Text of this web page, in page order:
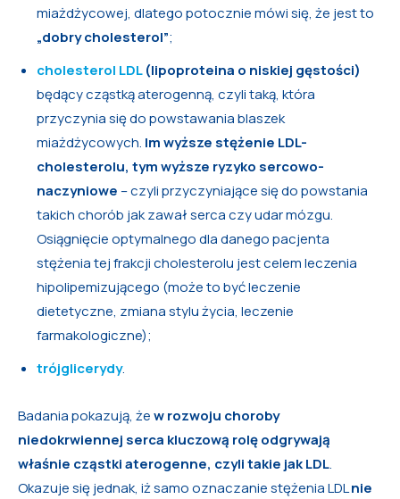
miażdżycowej, dlatego potocznie mówi się, że jest to
„dobry cholesterol”;
cholesterol LDL(lipoproteina o niskiej gęstości)
będący cząstką aterogenną, czyli taką, która
przyczynia się do powstawania blaszek
miażdżycowych. Im wyższe stężenie LDL-
cholesterolu, tym wyższe ryzyko sercowo-
naczyniowe – czyli przyczyniające się do powstania
takich chorób jak zawał serca czy udar mózgu.
Osiągnięcie optymalnego dla danego pacjenta
stężenia tej frakcji cholesterolu jest celem leczenia
hipolipemizującego (może to być leczenie
dietetyczne, zmiana stylu życia, leczenie
farmakologiczne);
trójglicerydy.
Badania pokazują, żew rozwoju choroby
niedokrwiennej serca kluczową rolę odgrywają
właśnie cząstki aterogenne, czyli takie jak LDL.
Okazuje się jednak, iż samo oznaczanie stężenia LDLnie